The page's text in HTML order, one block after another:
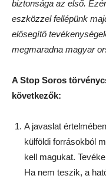
biztonsága az első.
eszközzel fellépünk
elősegítő
megmaradna magyar
A Stop Soros
következők:
A javaslat
külföldi forrásokból
kell magukat.
Ha nem teszik, a